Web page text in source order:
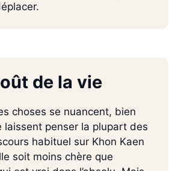
de la vie
choses se nuancent, bien
laissent penser la plupart des
habituel sur Khon Kaen
soit moins chère que